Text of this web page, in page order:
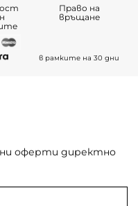
Право на
връщане
в рамките на 30 дни
ни оферти директно